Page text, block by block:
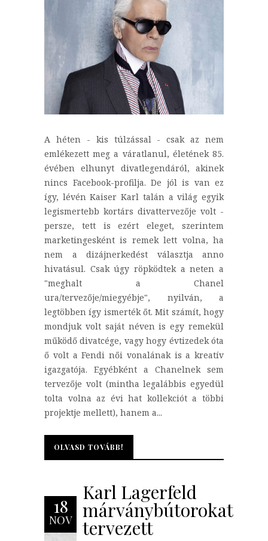
A héten - kis túlzással - csak az nem
emlékezett meg a váratlanul, életének 85.
évében elhunyt divatlegendáról, akinek
nincs Facebook-profilja. De jól is van ez
így, lévén Kaiser Karl talán a világ egyik
legismertebb kortárs divattervezője volt -
persze, tett is ezért eleget, szerintem
marketingesként is remek lett volna, ha
nem a dizájnerkedést választja anno
hivatásul. Csak úgy röpködtek a neten a
"meghalt a Chanel
ura/tervezője/miegyébje", nyilván, a
legtöbben így ismerték őt. Mit számít, hogy
mondjuk volt saját néven is egy remekül
működő divatcége, vagy hogy évtizedek óta
ő volt a Fendi női vonalának is a kreatív
igazgatója. Egyébként a Chanelnek sem
tervezője volt (mintha legalábbis egyedül
tolta volna az évi hat kollekciót a többi
projektje mellett), hanem a...
OLVASD TOVÁBB!
OLVASD TOVÁBB!
18
NOV
Karl Lagerfeld
márványbútorokat
tervezett